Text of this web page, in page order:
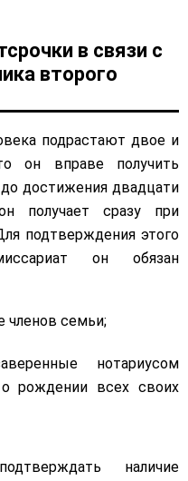
в связи с
второго
подрастают двое и
он вправе получить
достижения двадцати
получает сразу при
подтверждения этого
он обязан
членов семьи;
нотариусом
рождении всех своих
наличие